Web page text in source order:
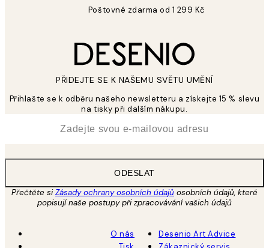
Poštovné zdarma od 1 299 Kč
PŘIDEJTE SE K NAŠEMU SVĚTU UMĚNÍ
Přihlašte se k odběru našeho newsletteru a získejte 15 % slevu
na tisky při dalším nákupu.
ODESLAT
Přečtěte siZásady ochrany osobních údajů osobních údajů, které
popisují naše postupy při zpracovávání vašich údajů
O nás
Desenio Art Advice